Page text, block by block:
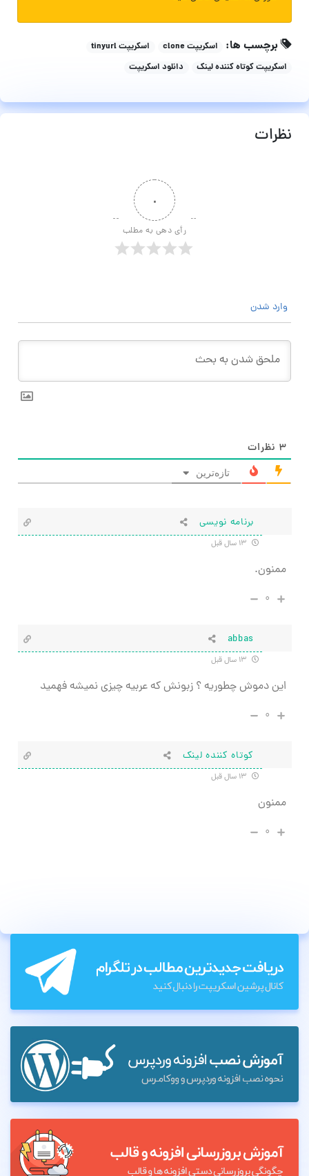
برچسب ها: اسکریپت clone
اسکریپت tinyurl
اسکریپت کوتاه کننده لینک
دانلود اسکریپت
نظرات
۰
رأی دهی به مطلب
وارد شدن
۳ نظرات
تازه‌ترین
برنامه نویسی
ممنون.
۰
abbas
این دموش چطوریه ؟ زبونش که عربیه چیزی نمیشه فهمید
۰
کوتاه کننده لینک
ممنون
۰